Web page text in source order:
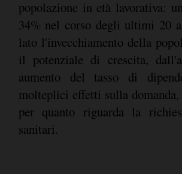
popolazione in età lavorativa:
34% nel corso degli ultimi 20
lato l'invecchiamento della
il potenziale di crescita,
aumento del tasso di
molteplici effetti sulla
per quanto riguarda la
sanitari.